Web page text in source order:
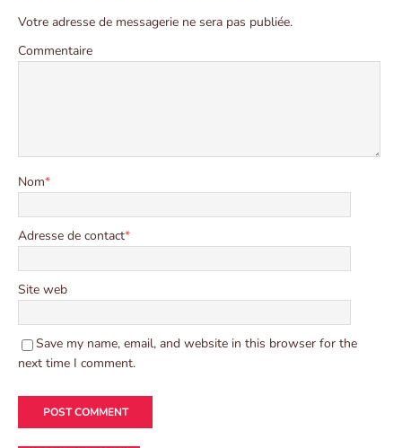
Votre adresse de messagerie ne sera pas publiée.
Commentaire
Nom*
Adresse de contact*
Site web
Save my name, email, and website in this browser for the
next time I comment.